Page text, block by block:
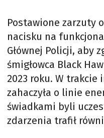
Postawione zarzuty
nacisku na
Głównej Policji, aby
śmigłowca Black
2023 roku. W trakcie
zahaczyła o linie
świadkami byli
zdarzenia trafił